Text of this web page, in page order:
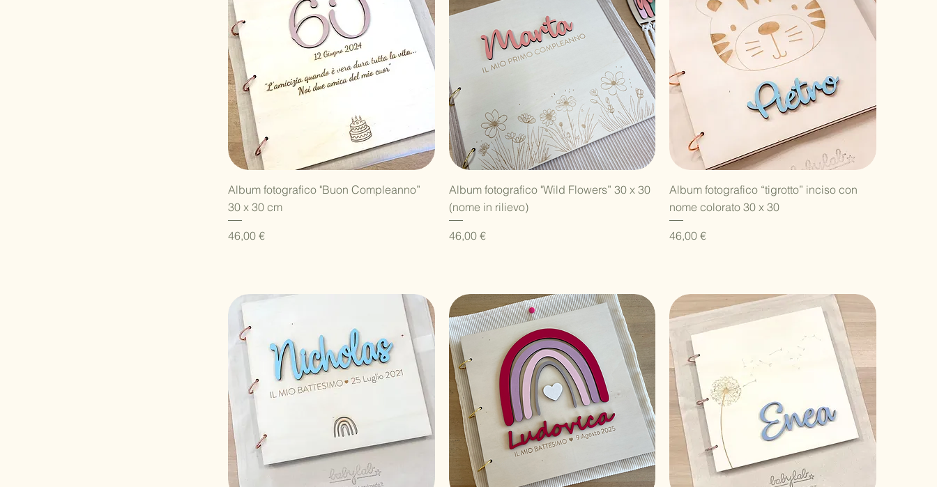
Vista rapida
Album fotografico "Buon Compleanno”
30 x 30 cm
Prezzo
46,00 €
Vista rapida
Album fotografico "Wild Flowers” 30 x 30
(nome in rilievo)
Prezzo
46,00 €
Vista rapida
Album fotografico “tigrotto” inciso con
nome colorato 30 x 30
Prezzo
46,00 €